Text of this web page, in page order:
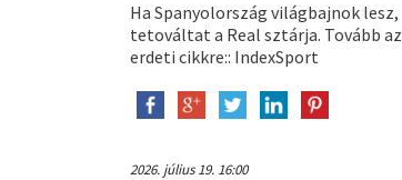
Ha Spanyolország világbajnok lesz,
tetováltat a Real sztárja. Tovább az
erdeti cikkre:: IndexSport
2026. július 19. 16:00